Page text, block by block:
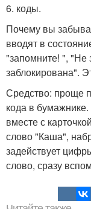
6. коды.
Почему вы
вводят в
"запомните! ", "Не
заблокирована".
Средство: проще
кода в
вместе с
слово "Каша",
задействует
слово, сразу